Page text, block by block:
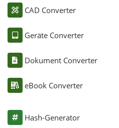
CAD Converter
Geräte Converter
Dokument Converter
eBook Converter
Hash-Generator